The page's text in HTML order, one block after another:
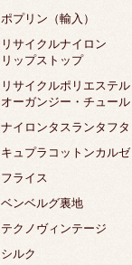
ポプリン（輸入）
リサイクルナイロン
リップストップ
リサイクルポリエステル
オーガンジー・チュール
ナイロンタスランタフタ
キュプラコットンカルゼ
フライス
ベンベルグ裏地
テクノヴィンテージ
シルク